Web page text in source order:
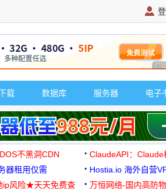
广
载 数据库 服务器 电子
不黑洞CDN ClaudeAPI：
器租用仅需
Hostia.io 海外自营
ip风险★天天免费查
万恒网络-国内高防